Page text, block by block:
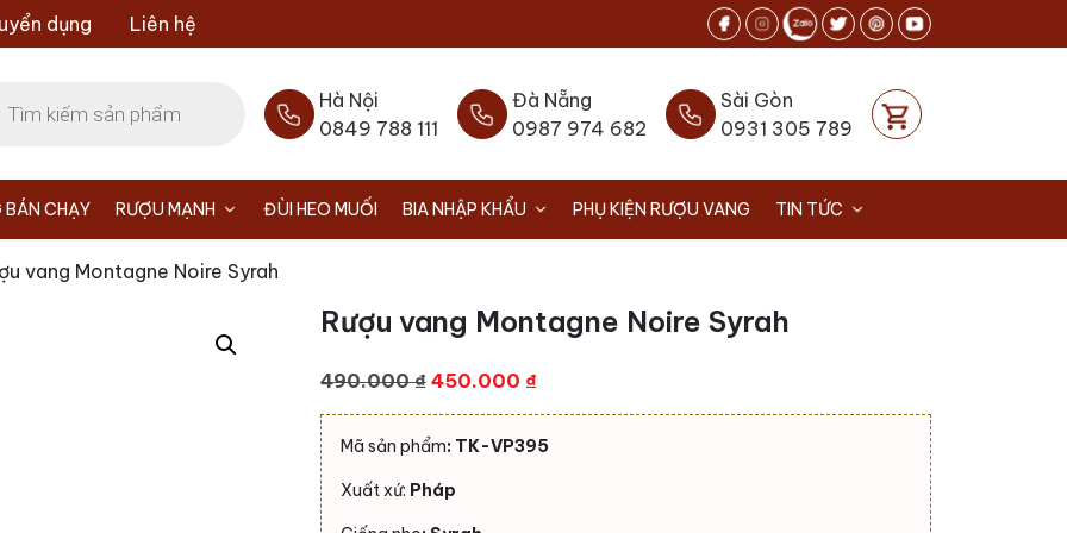
dụng Liên hệ
Hà Nội
0849 788 111
Đà Nẵng
0987 974 682
Sài Gòn
0931 305 789
BÁN CHẠY RƯỢU MẠNH ĐÙI HEO MUỐI BIA NHẬP KHẨU PHỤ KIỆN RƯỢU VANG TIN TỨC
vang Montagne Noire Syrah
Rượu vang Montagne Noire Syrah
490.000₫ Giá
gốc
là:
450.000 ₫Giá
hiện
tại
Mã sản phẩm: TK-VP395
Xuất xứ: Pháp